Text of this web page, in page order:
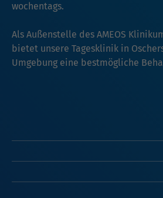
wochentags.
Als Außenstelle des AMEOS
bietet unsere Tagesklinik in
Umgebung eine bestmögliche